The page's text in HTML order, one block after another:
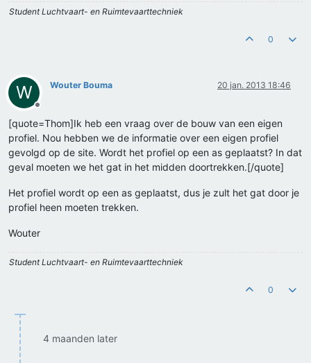
Student Luchtvaart- en Ruimtevaarttechniek
0
W
Offline
Wouter Bouma 20 jan. 2013 18:46
[quote=Thom]Ik heb een vraag over de bouw van een eigen
profiel. Nou hebben we de informatie over een eigen profiel
gevolgd op de site. Wordt het profiel op een as geplaatst? In dat
geval moeten we het gat in het midden doortrekken.[/quote]
Het profiel wordt op een as geplaatst, dus je zult het gat door je
profiel heen moeten trekken.
Wouter
Student Luchtvaart- en Ruimtevaarttechniek
0
4 maanden later